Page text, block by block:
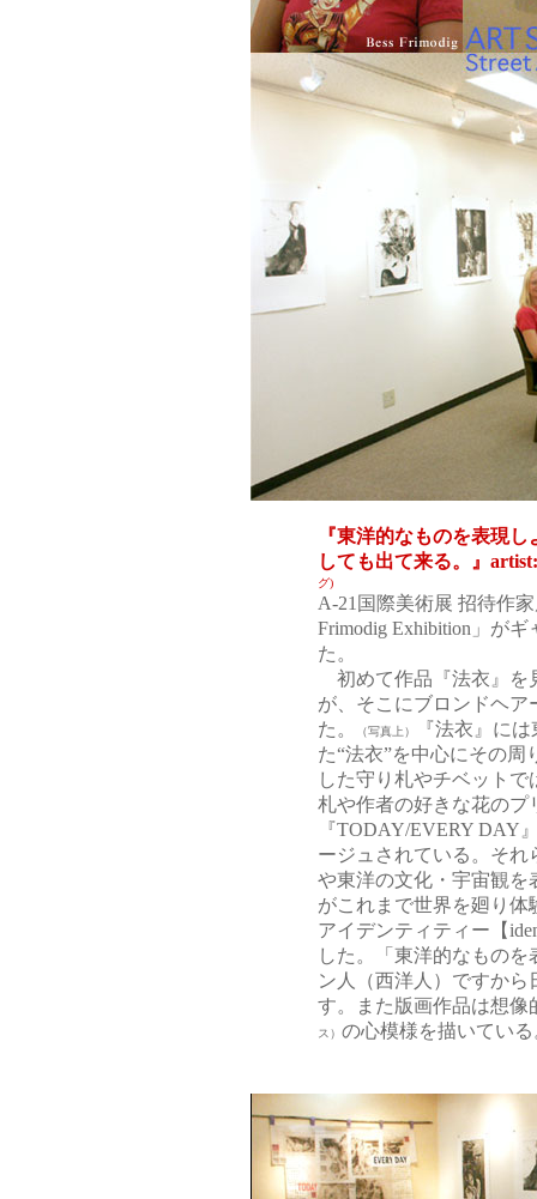
『東洋的なものを表現
しても出て来る。』
グ)
A-21国際美術展 招待作
Frimodig Exhibition」が
た。
初めて作品『法衣』を
が、そこにブロンドヘア
た。
（写真上）
『法衣』に
た“法衣”を中心にその
した守り札やチベット
札や作者の好きな花のプ
『TODAY/EVERY DAY
ージュされている。そ
や東洋の文化・宇宙観を
がこれまで世界を廻り
アイデンティティー【
した。「東洋的なもの
ン人（西洋人）ですか
す。また版画作品は想像
ス） の心模様を描いている